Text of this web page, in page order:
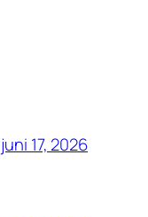
juni 17, 2026